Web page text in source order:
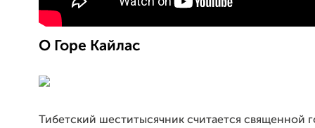
О Горе Кайлас
Тибетский шеститысячник считается священной